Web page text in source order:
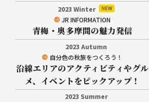
2023 Winter
JR INFORMATION
青梅・奥多摩間の魅力発信
2023 Autumn
自分色の秋旅をつくろう！
沿線エリアのアクティビティやグル
メ、イベントをピックアップ！
2023 Summer